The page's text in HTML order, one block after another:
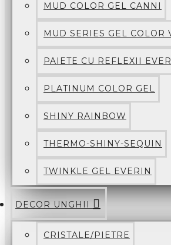
MUD COLOR GEL CANNI
MUD SERIES GEL COLOR
PAIETE CU REFLEXII
PLATINUM COLOR GEL
SHINY RAINBOW
THERMO-SHINY-SEQUIN
TWINKLE GEL EVERIN
DECOR UNGHII
CRISTALE/PIETRE